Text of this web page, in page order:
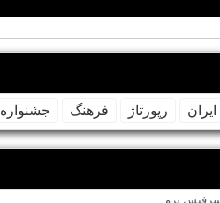
ایران رپورتاژ فرهنگ جشنواره
سرفیس پرو